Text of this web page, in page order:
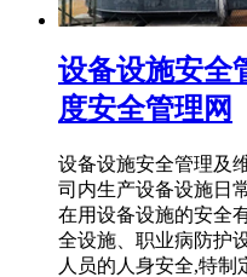
设备设施安全
度安全管理网
设备设施安全管理及
司内生产设备设施日
在用设备设施的安全
全设施、职业病防护
人员的人身安全,特制